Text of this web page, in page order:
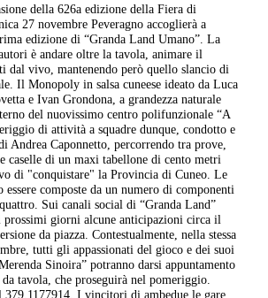
della 626a edizione della Fiera di
27 novembre Peveragno accoglierà a
edizione di “Granda Land Umano”. La
è andare oltre la tavola, animare il
dal vivo, mantenendo però quello slancio di
Il Monopoly in salsa cuneese ideato da Luca
e Ivan Grondona, a grandezza naturale
del nuovissimo centro polifunzionale “A
di attività a squadre dunque, condotto e
Andrea Caponnetto, percorrendo tra prove,
caselle di un maxi tabellone di cento metri
di "conquistare" la Provincia di Cuneo. Le
composte da un numero di componenti
Sui canali social di “Granda Land”
giorni alcune anticipazioni circa il
da piazza. Contestualmente, nella stessa
tutti gli appassionati del gioco e dei suoi
Sinoira” potranno darsi appuntamento
tavola, che proseguirà nel pomeriggio.
I vincitori di ambedue le gare